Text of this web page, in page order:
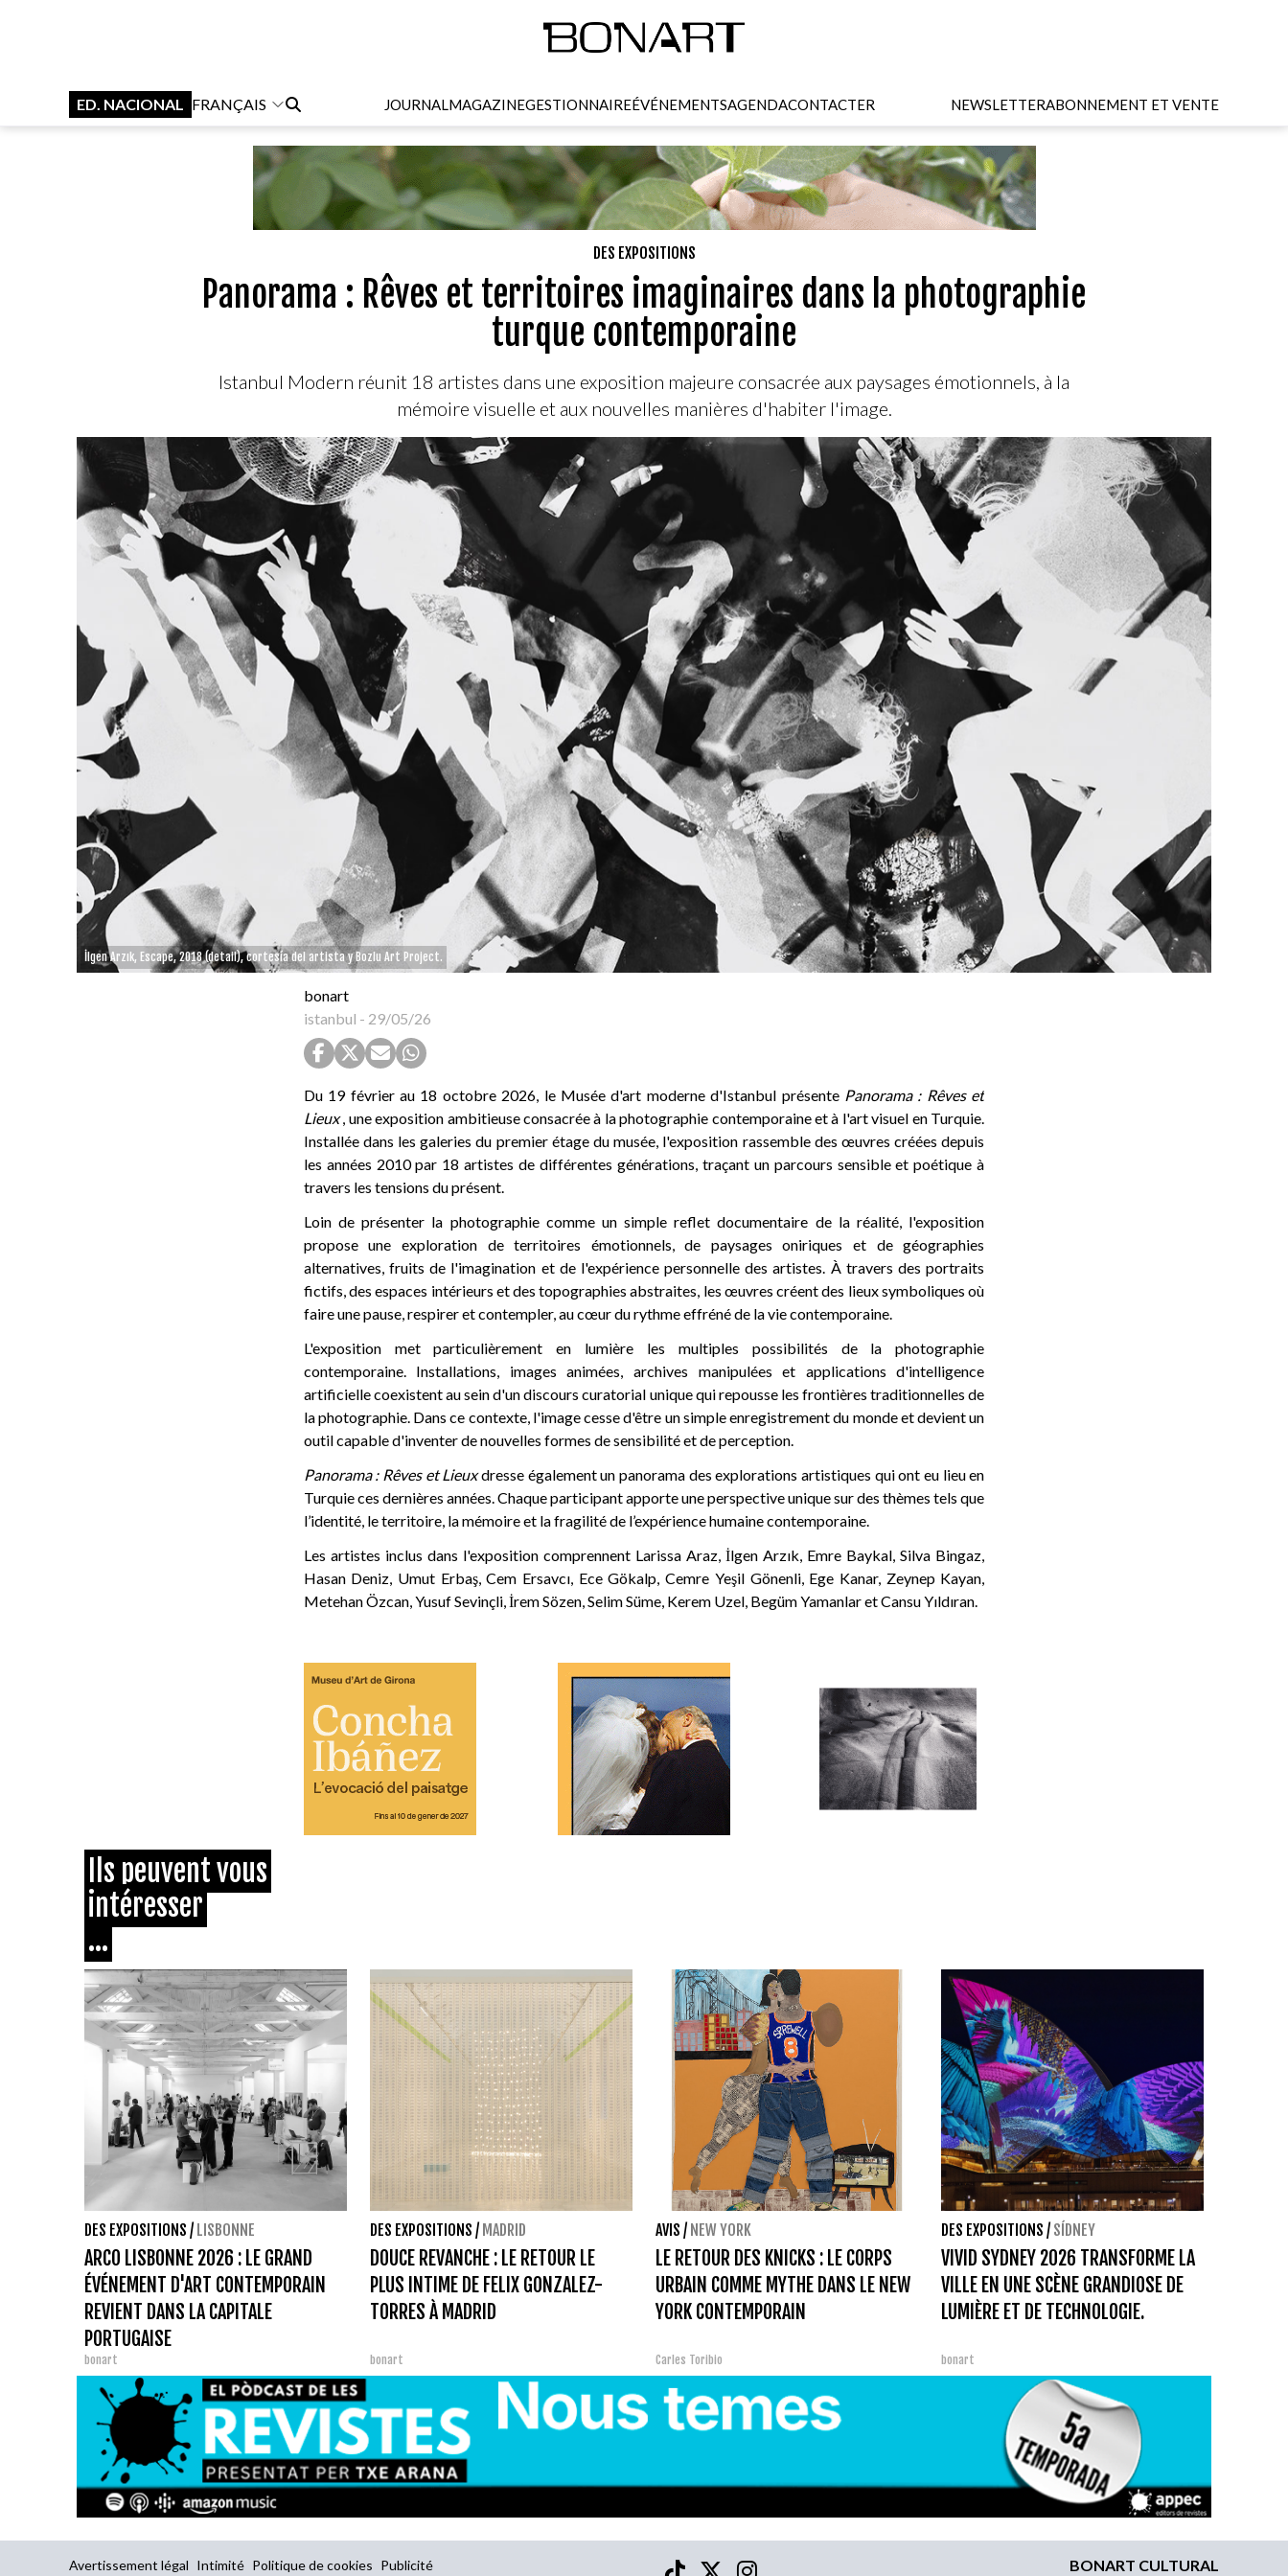
ED. NACIONAL FRANÇAIS JOURNALMAGAZINEGESTIONNAIREÉVÉNEMENTSAGENDACONTACTER NEWSLETTERABONNEMENT ET VENTE
DES EXPOSITIONS
Panorama : Rêves et territoires imaginaires dans la photographie
turque contemporaine
Istanbul Modern réunit 18 artistes dans une exposition majeure consacrée aux paysages émotionnels, à la
mémoire visuelle et aux nouvelles manières d'habiter l'image.
İlgen Arzık, Escape, 2018 (detail), cortesía del artista y Bozlu Art Project.
bonart
istanbul - 29/05/26
Du 19 février au 18 octobre 2026, le Musée d'art moderne d'Istanbul présente Panorama : Rêves et
Lieux, une exposition ambitieuse consacrée à la photographie contemporaine et à l'art visuel en Turquie.
Installée dans les galeries du premier étage du musée, l'exposition rassemble des œuvres créées depuis
les années 2010 par 18 artistes de différentes générations, traçant un parcours sensible et poétique à
travers les tensions du présent.
Loin de présenter la photographie comme un simple reflet documentaire de la réalité, l'exposition
propose une exploration de territoires émotionnels, de paysages oniriques et de géographies
alternatives, fruits de l'imagination et de l'expérience personnelle des artistes. À travers des portraits
fictifs, des espaces intérieurs et des topographies abstraites, les œuvres créent des lieux symboliques où
faire une pause, respirer et contempler, au cœur du rythme effréné de la vie contemporaine.
L'exposition met particulièrement en lumière les multiples possibilités de la photographie
contemporaine. Installations, images animées, archives manipulées et applications d'intelligence
artificielle coexistent au sein d'un discours curatorial unique qui repousse les frontières traditionnelles de
la photographie. Dans ce contexte, l'image cesse d'être un simple enregistrement du monde et devient un
outil capable d'inventer de nouvelles formes de sensibilité et de perception.
Panorama : Rêves et Lieuxdresse également un panorama des explorations artistiques qui ont eu lieu en
Turquie ces dernières années. Chaque participant apporte une perspective unique sur des thèmes tels que
l’identité, le territoire, la mémoire et la fragilité de l’expérience humaine contemporaine.
Les artistes inclus dans l'exposition comprennent Larissa Araz, İlgen Arzık, Emre Baykal, Silva Bingaz,
Hasan Deniz, Umut Erbaş, Cem Ersavcı, Ece Gökalp, Cemre Yeşil Gönenli, Ege Kanar, Zeynep Kayan,
Metehan Özcan, Yusuf Sevinçli, İrem Sözen, Selim Süme, Kerem Uzel, Begüm Yamanlar et Cansu Yıldıran.
Ils peuvent vous
intéresser
...
DES EXPOSITIONS / LISBONNE
ARCO LISBONNE 2026 : LE GRAND
ÉVÉNEMENT D'ART CONTEMPORAIN
REVIENT DANS LA CAPITALE
PORTUGAISE
bonart
DES EXPOSITIONS / MADRID
DOUCE REVANCHE : LE RETOUR LE
PLUS INTIME DE FELIX GONZALEZ-
TORRES À MADRID
bonart
AVIS / NEW YORK
LE RETOUR DES KNICKS : LE CORPS
URBAIN COMME MYTHE DANS LE NEW
YORK CONTEMPORAIN
Carles Toribio
DES EXPOSITIONS / SÍDNEY
VIVID SYDNEY 2026 TRANSFORME LA
VILLE EN UNE SCÈNE GRANDIOSE DE
LUMIÈRE ET DE TECHNOLOGIE.
bonart
Avertissement légal Intimité Politique de cookies Publicité
BONART CULTURAL